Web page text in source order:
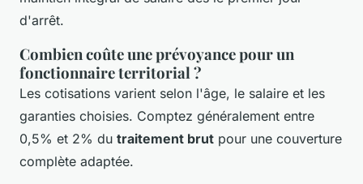
d'arrêt.
Combien coûte une prévoyance pour un
fonctionnaire territorial ?
Les cotisations varient selon l'âge, le salaire et les
garanties choisies. Comptez généralement entre
0,5% et 2% du traitement brut pour une couverture
complète adaptée.